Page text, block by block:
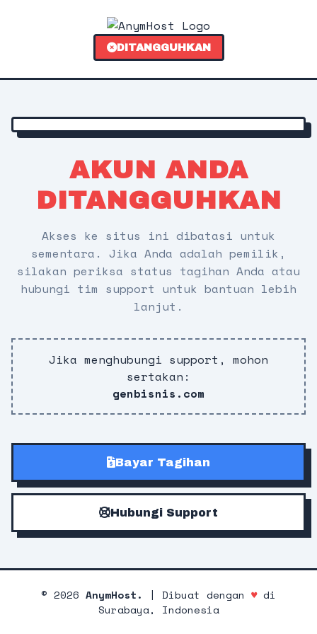
DITANGGUHKAN
AKUN ANDA
DITANGGUHKAN
Akses ke situs ini dibatasi untuk
sementara. Jika Anda adalah pemilik,
silakan periksa status tagihan Anda atau
hubungi tim support untuk bantuan lebih
lanjut.
Jika menghubungi support, mohon
sertakan:
genbisnis.com
Bayar Tagihan
Hubungi Support
© 2026 AnymHost. | Dibuat dengan ♥di
Surabaya, Indonesia